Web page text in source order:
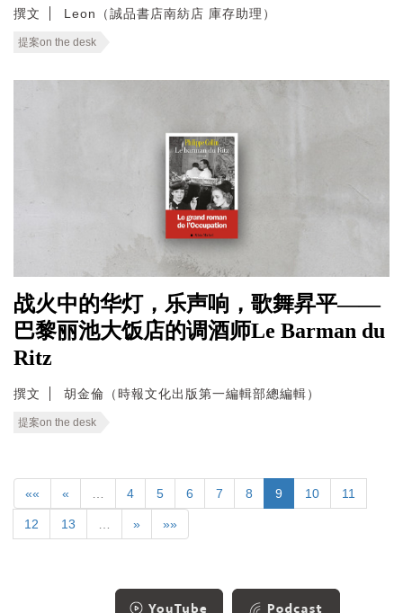
撰文 Leon（誠品書店南紡店 庫存助理）
提案on the desk
战火中的华灯，乐声响，歌舞昇平——
巴黎丽池大饭店的调酒师Le Barman du
Ritz
撰文 胡金倫（時報文化出版第一編輯部總編輯）
提案on the desk
«« « 4 5 6 7 8 9 10 11
12 13 » »»